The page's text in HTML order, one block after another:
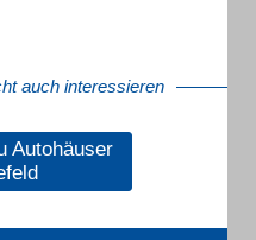
auch interessieren
Autohäuser